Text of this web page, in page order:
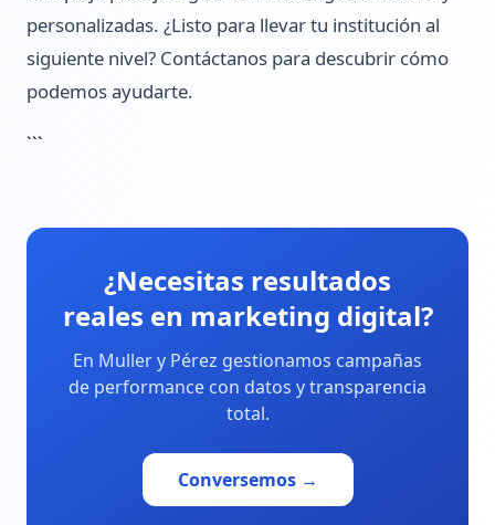
personalizadas. ¿Listo para llevar tu institución al
siguiente nivel? Contáctanos para descubrir cómo
podemos ayudarte.
```
¿Necesitas resultados
reales en marketing digital?
En Muller y Pérez gestionamos campañas
de performance con datos y transparencia
total.
Conversemos →